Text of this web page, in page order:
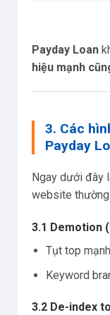
Payday Loan
hiệu mạnh
3. Các
Payday
Ngay dưới đây
website
3.1 Demotion
Tụt top
Keyword
3.2 De-index